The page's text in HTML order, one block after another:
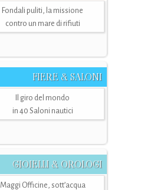
Fondali puliti, la missione
contro un mare di rifiuti
FIERE & SALONI
Il giro del mondo
in 40 Saloni nautici
GIOIELLI & OROLOGI
Maggi Officine, sott’acqua